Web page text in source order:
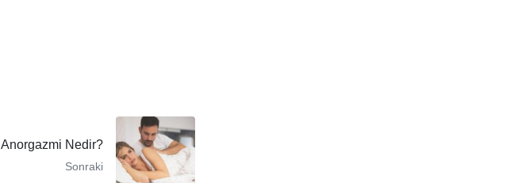
Anorgazmi Nedir?
Sonraki